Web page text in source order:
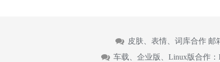
皮肤、表情、词库合作 邮
车载、企业版、Linux版合作：